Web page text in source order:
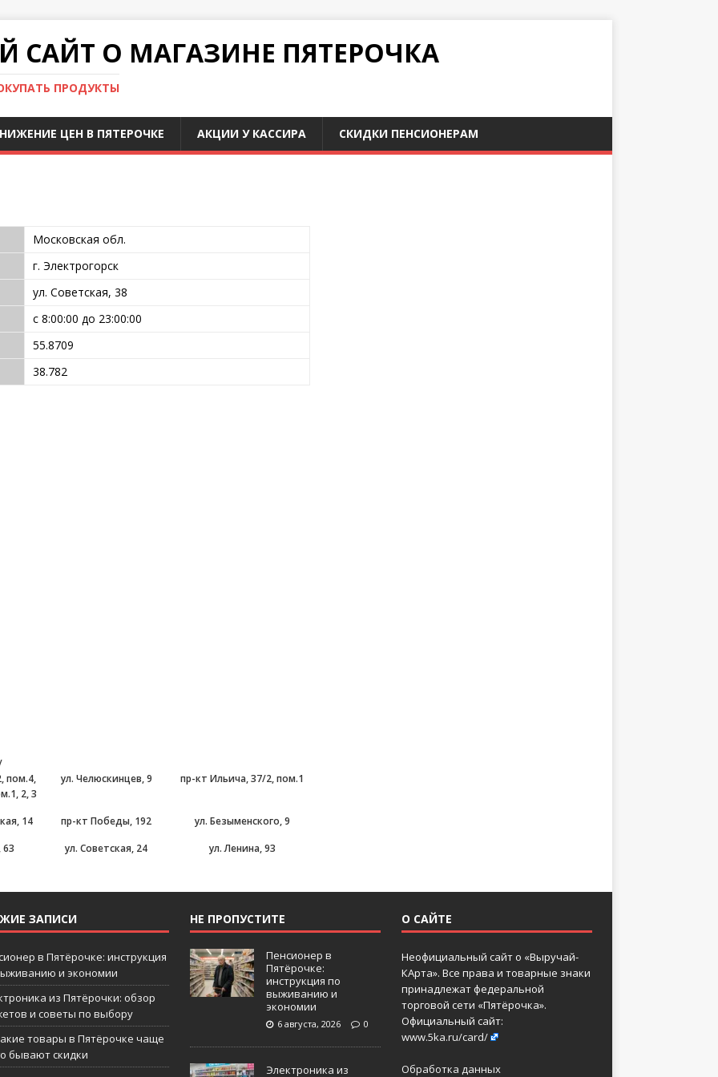
О МАГАЗИНЕ ПЯТЕРОЧКА
ПРОДУКТЫ
ЦЕН В ПЯТЕРОЧКЕ АКЦИИ У КАССИРА СКИДКИ ПЕНСИОНЕРАМ
Московская обл.
г. Электрогорск
ул. Советская, 38
с 8:00:00 до 23:00:00
55.8709
38.782
пом.4,
2, 3
ул. Челюскинцев, 9 пр-кт Ильича, 37/2, пом.1
14 пр-кт Победы, 192
ул. Безыменского, 9
63 ул. Советская, 24 ул. Ленина, 93
ЗАПИСИ
в Пятёрочке: инструкция
и экономии
из Пятёрочки: обзор
и советы по выбору
товары в Пятёрочке чаще
бывают скидки
НЕ ПРОПУСТИТЕ
Пенсионер в
Пятёрочке:
инструкция по
выживанию и
экономии
6 августа, 2026 0
Электроника из
О САЙТЕ
Неофициальный сайт о «Выручай-
КАрта». Все права и товарные знаки
принадлежат федеральной
торговой сети «Пятёрочка».
Официальный сайт:
www.5ka.ru/card/
Обработка данных